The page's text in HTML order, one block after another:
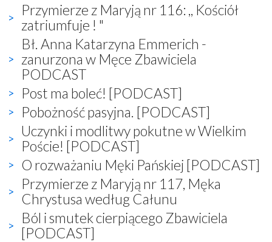
Przymierze z Maryją nr 116: ,, Kościół
zatriumfuje ! "
Bł. Anna Katarzyna Emmerich -
zanurzona w Męce Zbawiciela
PODCAST
Post ma boleć! [PODCAST]
Pobożność pasyjna. [PODCAST]
Uczynki i modlitwy pokutne w Wielkim
Poście! [PODCAST]
O rozważaniu Męki Pańskiej [PODCAST]
Przymierze z Maryją nr 117, Męka
Chrystusa według Całunu
Ból i smutek cierpiącego Zbawiciela
[PODCAST]